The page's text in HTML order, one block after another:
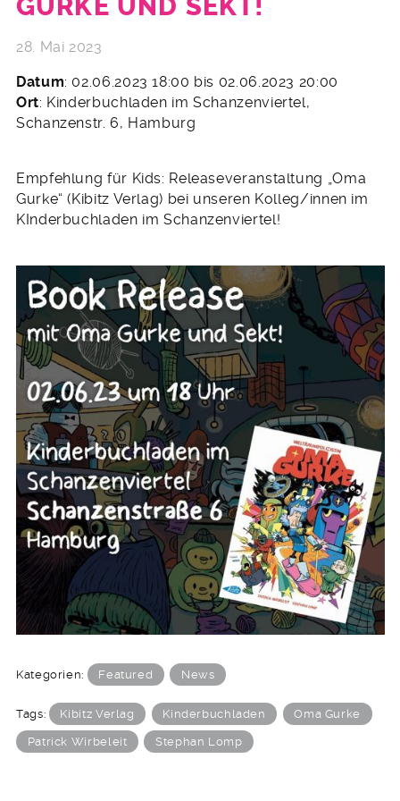
GURKE UND SEKT!
28. Mai 2023
Datum: 02.06.2023 18:00 bis 02.06.2023 20:00
Ort: Kinderbuchladen im Schanzenviertel,
Schanzenstr. 6, Hamburg
Empfehlung für Kids: Releaseveranstaltung „Oma
Gurke“ (Kibitz Verlag) bei unseren Kolleg/innen im
KInderbuchladen im Schanzenviertel!
Kategorien: Featured News
Tags: Kibitz Verlag Kinderbuchladen Oma Gurke
Patrick Wirbeleit Stephan Lomp